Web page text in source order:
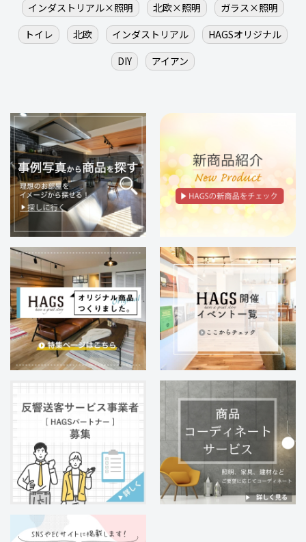
インダストリアル×照明
北欧×照明
ガラス×照明
トイレ
北欧 インダストリアル
HAGSオリジナル
DIY
アイアン